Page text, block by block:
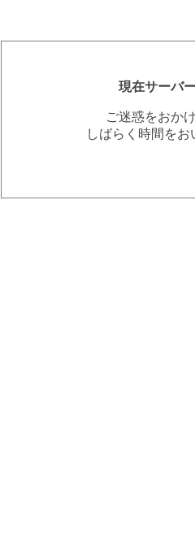
現在サーバ
ご迷惑をおか
しばらく時間を